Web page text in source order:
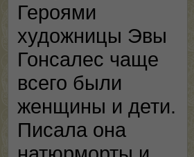
Героями
художницы Эвы
Гонсалес чаще
всего были
женщины и дети.
Писала она